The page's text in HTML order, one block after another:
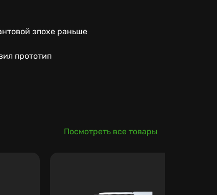
эпохе раньше
прототип
Посмотреть все товары